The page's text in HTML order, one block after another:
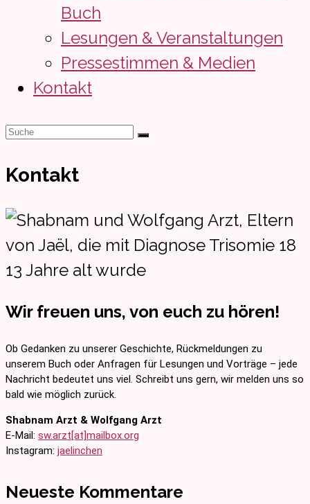
Buch
Lesungen & Veranstaltungen
Pressestimmen & Medien
Kontakt
Kontakt
Wir freuen uns, von euch zu hören!
Ob Gedanken zu unserer Geschichte, Rückmeldungen zu
unserem Buch oder Anfragen für Lesungen und Vorträge – jede
Nachricht bedeutet uns viel. Schreibt uns gern, wir melden uns so
bald wie möglich zurück.
Shabnam Arzt & Wolfgang Arzt
E-Mail: sw.arzt[at]mailbox.org
Instagram: jaelinchen
Neueste Kommentare